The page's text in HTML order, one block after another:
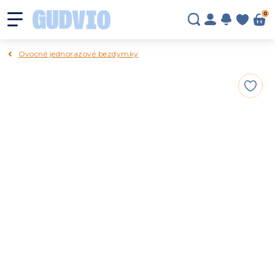
0
Ovocné jednorazové bezdymky